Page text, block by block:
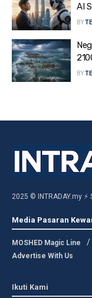
AI
BY
BY
2025 © INTRADAY.my ⚡
Media Pasaran
MOSHED Magic Line
Advertise With Us
Ikuti Kami